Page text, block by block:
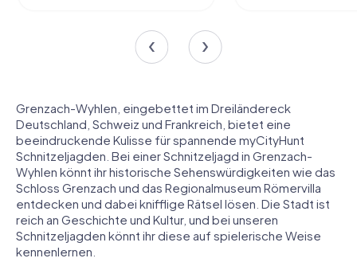
Grenzach-Wyhlen, eingebettet im Dreiländereck
Deutschland, Schweiz und Frankreich, bietet eine
beeindruckende Kulisse für spannende myCityHunt
Schnitzeljagden. Bei einer Schnitzeljagd in Grenzach-
Wyhlen könnt ihr historische Sehenswürdigkeiten wie das
Schloss Grenzach und das Regionalmuseum Römervilla
entdecken und dabei knifflige Rätsel lösen. Die Stadt ist
reich an Geschichte und Kultur, und bei unseren
Schnitzeljagden könnt ihr diese auf spielerische Weise
kennenlernen.